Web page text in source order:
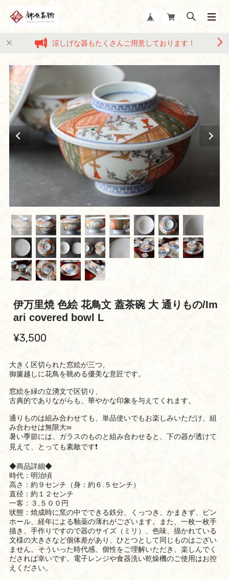
涼しげな器もたくさんご用意しております！
伊万里焼 色絵 花鳥文 蓋茶碗 大 通りもの/Im
ari covered bowl L
¥3,500
大きく区切られた窓絵が三つ、
御簾越しに花鳥を眺める優美な意匠です。
窓絵を緑の立湧文で区切り、
古典的でありながらも、華やかな印象を与えてくれます。
通りものは組み合わせても、単品使いでもお楽しみいただけ、組
み合わせは無限大∞
暑い季節には、ガラスのものと組み合わせると、下の器が透けて
見えて、とっても素敵です❗
◆商品詳細◆
時代：明治頃
高さ：約９センチ（身：約６.５センチ）
直径：約１２センチ
一客：３,５００円
状態：焼成時に窯の中でできる鉄分、くっつき、かまきず、ピン
ホール、経年による釉薬の薄れがございます。また、一枚一枚手
描き、手作りですので器のサイズ（ミリ）、色味、描かれている
文様の大きさなど個体差があり、ひとつとして同じものはござい
ません。そういった時代感、個性をご理解いただき、楽しんでく
だされば幸いです。電子レンジや食器洗い乾燥機のご使用はお控
えください。